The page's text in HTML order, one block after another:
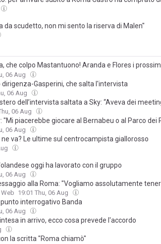
da scudetto, non mi sento la riserva di Malen"
che colpo Mastantuono! Aranda e Flores i
Roma e Molina è un bel colpo”
06 Aug
Gasperini, che salta l'intervista
06 Aug
dell’intervista saltata a Sky: “Aveva dei
06 Aug
"Mi piacerebbe giocare al Bernabeu o al Parco dei
06 Aug
va? Le ultime sul centrocampista giallorosso
oggi ha lavorato con il gruppo
06 Aug
alla Roma: "Vogliamo assolutamente
19:01 Thu, 06 Aug
interrogativo Banda
06 Aug
in arrivo, ecco cosa prevede l'accordo
la scritta "Roma chiamò"